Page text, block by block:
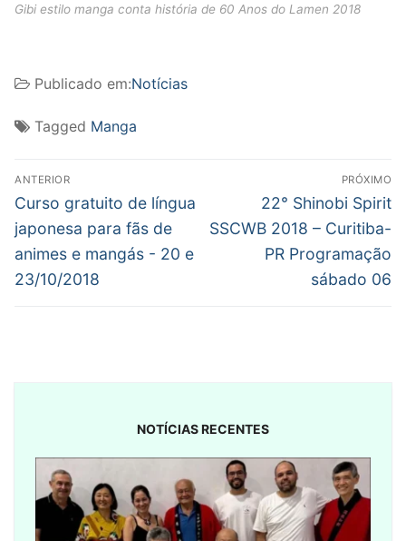
Gibi estilo manga conta história de 60 Anos do Lamen 2018
Publicado em:Notícias
Tagged Manga
Navegação
de
Post
ANTERIOR
Post
anterior:
Curso gratuito de língua
japonesa para fãs de
animes e mangás - 20 e
23/10/2018
PRÓXIMO
Próximo
post:
22° Shinobi Spirit
SSCWB 2018 – Curitiba-
PR Programação
sábado 06
NOTÍCIAS RECENTES